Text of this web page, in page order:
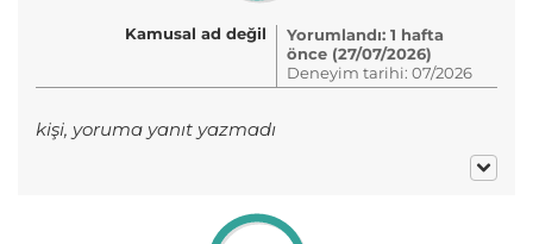
Kamusal ad değil
Yorumlandı: 1 hafta
önce (27/07/2026)
Deneyim tarihi: 07/2026
kişi, yoruma yanıt yazmadı